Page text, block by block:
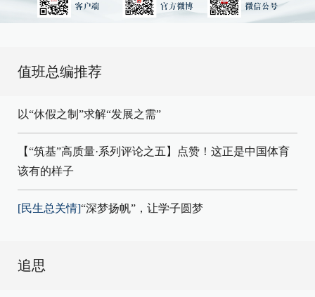
值班总编推荐
以“休假之制”求解“发展之需”
【“筑基”高质量·系列评论之五】点赞！这正是中国体育
该有的样子
[民生总关情]“深梦扬帆”，让学子圆梦
追思